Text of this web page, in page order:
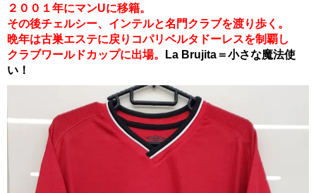
２００１年にマンUに移籍。
その後チェルシー、インテルと名門クラブを渡り歩く。
晩年は古巣エステに戻りコパリベルタドーレスを制覇し
クラブワールドカップに出場。
La Brujita＝小さな魔法使
い！